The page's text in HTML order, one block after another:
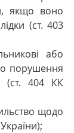
якщо воно
(ст. 403
або
порушення
(ст. 404 КК
щодо